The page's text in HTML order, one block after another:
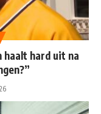
haalt hard uit na